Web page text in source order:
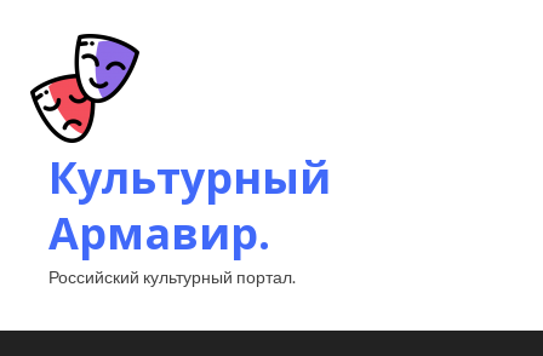
Культурный
Армавир.
Российский культурный портал.